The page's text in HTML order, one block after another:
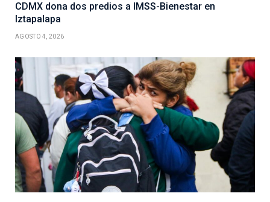
CDMX dona dos predios a IMSS-Bienestar en
Iztapalapa
AGOSTO 4, 2026